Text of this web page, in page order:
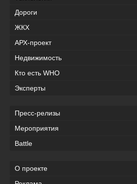
Дороги
ЖКХ
АРХ-проект
Недвижимость
Кто есть WHO
Эксперты
Пресс-релизы
Мероприятия
Battle
О проекте